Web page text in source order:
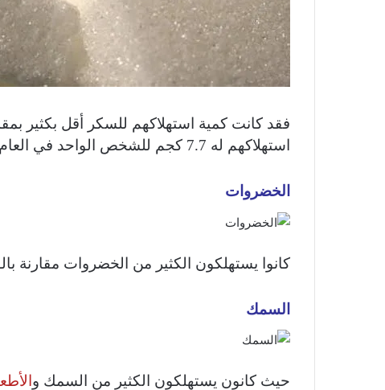
استهلاكهم له 7.7 كجم للشخص الواحد في العام الواحد).
الخضروات
كانوا يستهلكون الكثير من الخضروات مقارنة
السمك
حيث كانون يستهلكون الكثير من السمك و